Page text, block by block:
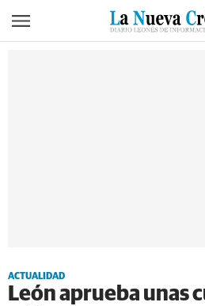
ACTUALIDAD
León aprueba unas